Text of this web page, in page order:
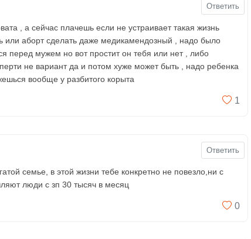
Ответить
, а сейчас плачешь если не устраивает такая жизнь
или аборт сделать даже медикамендозный , надо было
перед мужем но вот простит он тебя или нет , либо
не вариант да и потом хуже может быть , надо ребенка
вообще у разбитого корыта
1
Ответить
семье, в этой жизни тебе конкретно не повезло,ни с
люди с зп 30 тысяч в месяц
0